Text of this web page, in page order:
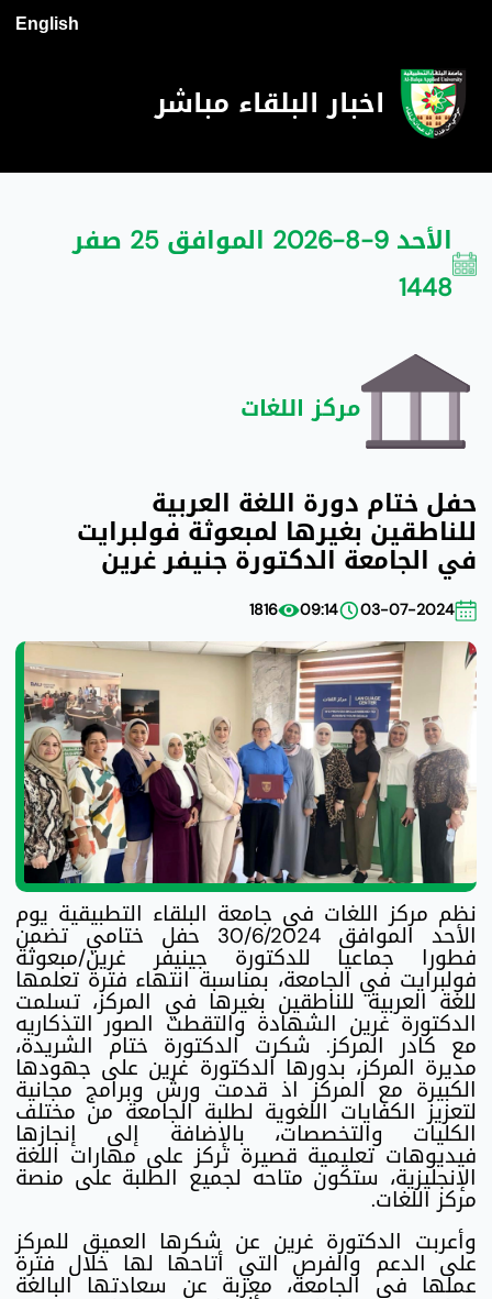
English
اخبار البلقاء مباشر
الأحد 9-8-2026 الموافق 25 صفر
1448
مركز اللغات
حفل ختام دورة اللغة العربية
للناطقين بغيرها لمبعوثة فولبرايت
في الجامعة الدكتورة جنيفر غرين
03-07-2024
09:14
1816
نظم مركز اللغات في جامعة البلقاء التطبيقية يوم
الأحد الموافق 30/6/2024 حفل ختامي تضمن
فطورا جماعيا للدكتورة جينيفر غرين/مبعوثة
فولبرايت في الجامعة، بمناسبة انتهاء فترة تعلمها
للغة العربية للناطقين بغيرها في المركز، تسلمت
الدكتورة غرين الشهادة والتقطت الصور التذكاريه
مع كادر المركز. شكرت الدكتورة ختام الشريدة،
مديرة المركز، بدورها الدكتورة غرين على جهودها
الكبيرة مع المركز اذ قدمت ورش وبرامج مجانية
لتعزيز الكفايات اللغوية لطلبة الجامعة من مختلف
الكليات والتخصصات، بالإضافة إلى إنجازها
فيديوهات تعليمية قصيرة تركز على مهارات اللغة
الإنجليزية، ستكون متاحه لجميع الطلبة على منصة
مركز اللغات.
وأعربت الدكتورة غرين عن شكرها العميق للمركز
على الدعم والفرص التي أتاحها لها خلال فترة
عملها في الجامعة، معربة عن سعادتها البالغة